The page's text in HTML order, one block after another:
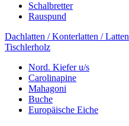
Schalbretter
Rauspund
Dachlatten / Konterlatten / Latten
Tischlerholz
Nord. Kiefer u/s
Carolinapine
Mahagoni
Buche
Europäische Eiche